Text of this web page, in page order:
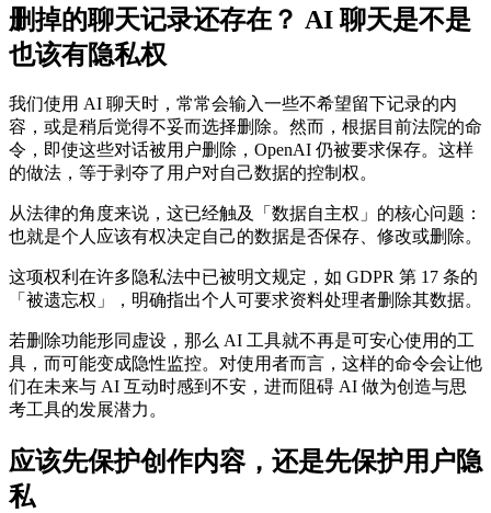
删掉的聊天记录还存在？ AI 聊天是不是
也该有隐私权
我们使用 AI 聊天时，常常会输入一些不希望留下记录的内
容，或是稍后觉得不妥而选择删除。然而，根据目前法院的命
令，即使这些对话被用户删除，OpenAI 仍被要求保存。这样
的做法，等于剥夺了用户对自己数据的控制权。
从法律的角度来说，这已经触及「数据自主权」的核心问题：
也就是个人应该有权决定自己的数据是否保存、修改或删除。
这项权利在许多隐私法中已被明文规定，如 GDPR 第 17 条的
「被遗忘权」，明确指出个人可要求资料处理者删除其数据。
若删除功能形同虚设，那么 AI 工具就不再是可安心使用的工
具，而可能变成隐性监控。对使用者而言，这样的命令会让他
们在未来与 AI 互动时感到不安，进而阻碍 AI 做为创造与思
考工具的发展潜力。
应该先保护创作内容，还是先保护用户隐
私